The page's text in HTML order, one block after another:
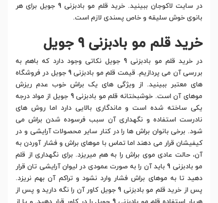
در سایت لاکوجان ببینید. خرید قلم مو بادبزنی 9 جویل برای هر
بانوی خوش سلیقه و خاص پسندی لازم است.
خرید قلم مو بادبزنی 9 جویل
در خرید قلم مو بادبزنی 9 جویل نکاتی وجود دارد که باهم به
بررسی آن می پردازیم. قیمت قلم مو بادبزنی 9 جویل در فروشگاه
های معتبر ببینید. از ویژگی های یک براش خوب عدم ریزش
موهای آن است. خوشبختانه قلم مو بادبزنی 9 جویل از مواد درجه
یکی ساخته شده است و ماندگاری بالایی دارد اما روش های
نادرست استفاده و نگهداری آن سبب فرسوده شدن براش می
شود. برخی بانوان براش ها را در کنار سایر محصولات آرایشی و در
کیفیشان قرار می دهند اما تماس با موهای براش و فشار آوردن به
آن، حالت عادی موی براش را به هم میریزد. برای نگهداری از قلم
مو بادبزنی 9 باید آن را به صورت عمودی در لیوان آرایشی تان قرار
دهید تا به موهای براش فشار وارد نشود و تراکم آن بهم نریزد.
پس از خرید قلم مو بادبزنی 9 جویل کاور آن را نگه دارید و پس از